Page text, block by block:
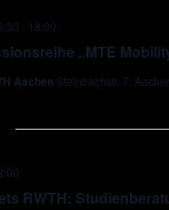
„MTE
- 18:00
Aachen Steinbachstr. 7,
RWTH: